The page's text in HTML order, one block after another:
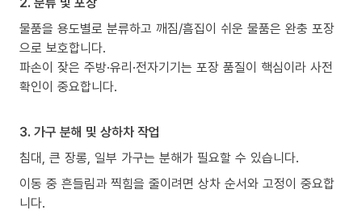
물품을 용도별로 분류하고 깨짐/흠집이 쉬운 물품은 완충 포장
으로 보호합니다.
파손이 잦은 주방·유리·전자기기는 포장 품질이 핵심이라 사전
확인이 중요합니다.
3. 가구 분해 및 상하차 작업
침대, 큰 장롱, 일부 가구는 분해가 필요할 수 있습니다.
이동 중 흔들림과 찍힘을 줄이려면 상차 순서와 고정이 중요합
니다.